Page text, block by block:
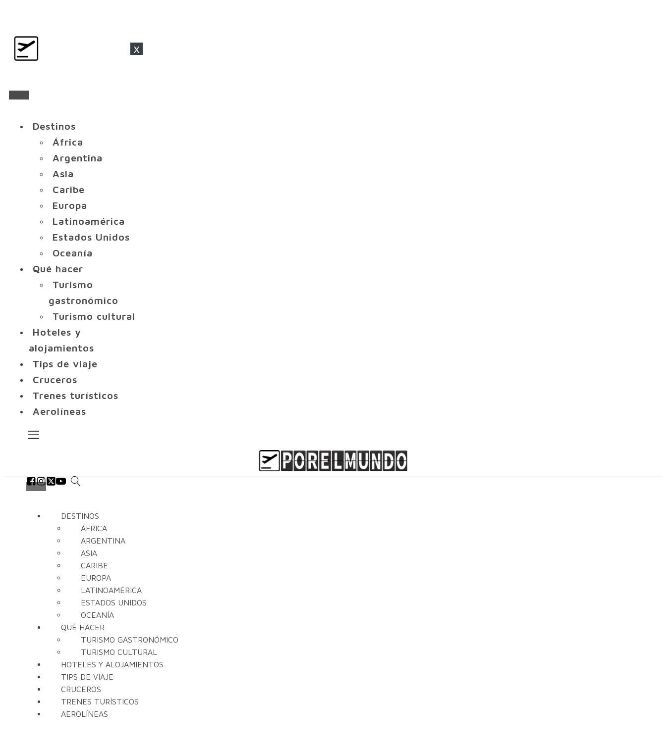
x
Destinos
África
Argentina
Asia
Caribe
Europa
Latinoamérica
Estados Unidos
Oceanía
Qué hacer
Turismo
gastronómico
Turismo cultural
Hoteles y
alojamientos
Tips de viaje
Cruceros
Trenes turísticos
Aerolíneas
DESTINOS
ÁFRICA
ARGENTINA
ASIA
CARIBE
EUROPA
LATINOAMÉRICA
ESTADOS UNIDOS
OCEANÍA
QUÉ HACER
TURISMO GASTRONÓMICO
TURISMO CULTURAL
HOTELES Y ALOJAMIENTOS
TIPS DE VIAJE
CRUCEROS
TRENES TURÍSTICOS
AEROLÍNEAS